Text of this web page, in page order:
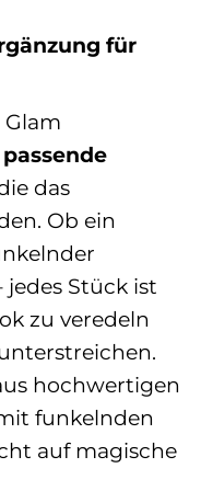
für
Glam
passende
das
Ob ein
Stück ist
zu veredeln
hochwertigen
funkelnden
auf magische